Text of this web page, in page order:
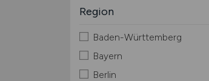
Region
Baden-Württemberg
Bayern
Berlin